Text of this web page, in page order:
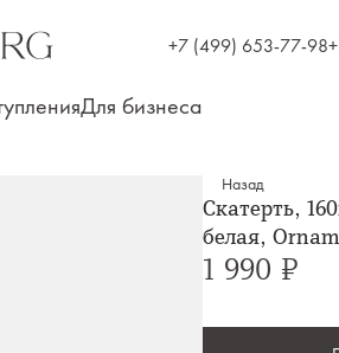
+7 (499) 653-77-98
Для бизнеса
Назад
Скатерть,
белая,
1 990 ₽